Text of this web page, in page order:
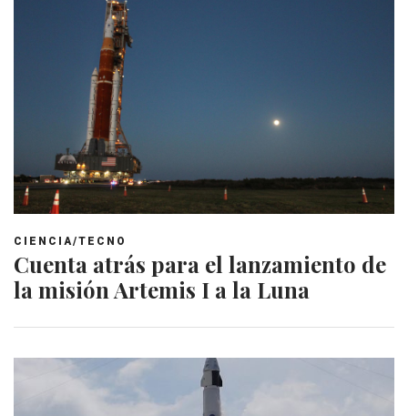
CIENCIA/TECNO
Cuenta atrás para el lanzamiento de
la misión Artemis I a la Luna